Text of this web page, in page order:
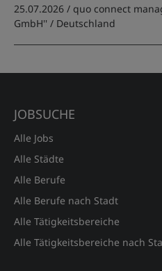
25.07.2026 / quo connect
GmbH'' / Deutschland
JOBSUCHE
Alle Jobs
Alle Städte
Alle Berufe
Alle Berufe nach Stadt
Alle Tätigkeitsbereiche
Alle Tätigkeitsbereiche nach